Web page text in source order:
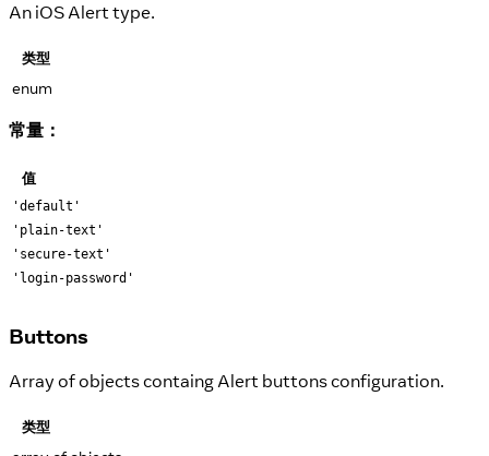
An iOS Alert type.
类型
enum
常量：
值
'default'
'plain-text'
'secure-text'
'login-password'
Buttons
Array of objects containg Alert buttons configuration.
类型